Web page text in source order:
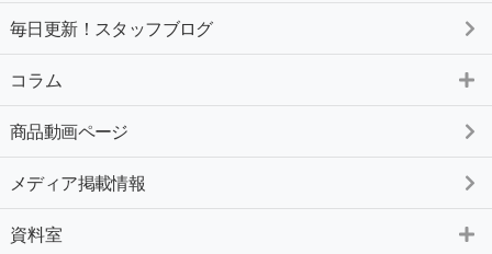
毎日更新！スタッフブログ
コラム
商品動画ページ
メディア掲載情報
資料室